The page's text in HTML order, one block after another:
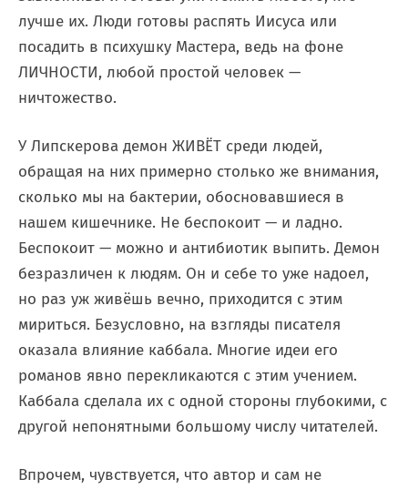
лучше их. Люди готовы распять Иисуса или
посадить в психушку Мастера, ведь на фоне
ЛИЧНОСТИ, любой простой человек —
ничтожество.
У Липскерова демон ЖИВЁТ среди людей,
обращая на них примерно столько же внимания,
сколько мы на бактерии, обосновавшиеся в
нашем кишечнике. Не беспокоит — и ладно.
Беспокоит — можно и антибиотик выпить. Демон
безразличен к людям. Он и себе то уже надоел,
но раз уж живёшь вечно, приходится с этим
мириться. Безусловно, на взгляды писателя
оказала влияние каббала. Многие идеи его
романов явно перекликаются с этим учением.
Каббала сделала их с одной стороны глубокими, с
другой непонятными большому числу читателей.
Впрочем, чувствуется, что автор и сам не